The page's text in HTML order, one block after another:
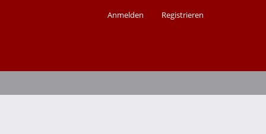
Anmelden Registrieren